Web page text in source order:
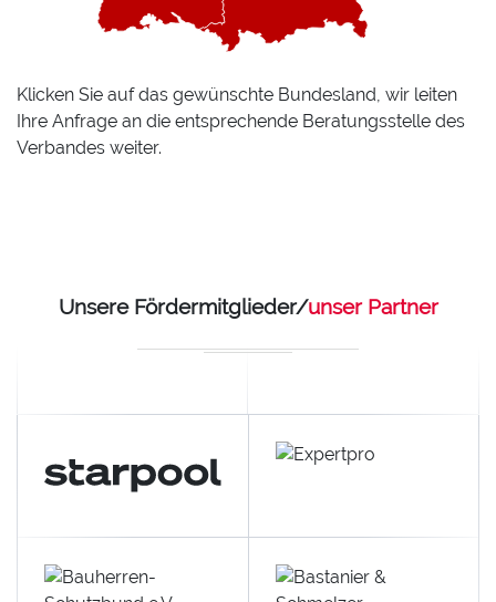
Klicken Sie auf das gewünschte Bundesland, wir leiten
Ihre Anfrage an die entsprechende Beratungsstelle des
Verbandes weiter.
Unsere Fördermitglieder/unser Partner